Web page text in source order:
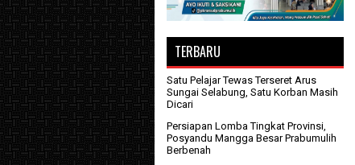
TERBARU
Satu Pelajar Tewas Terseret Arus
Sungai Selabung, Satu Korban Masih
Dicari
Persiapan Lomba Tingkat Provinsi,
Posyandu Mangga Besar Prabumulih
Berbenah